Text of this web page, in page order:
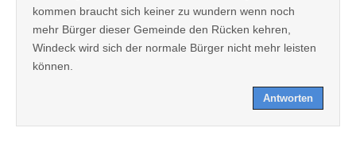
kommen braucht sich keiner zu wundern wenn noch
mehr Bürger dieser Gemeinde den Rücken kehren,
Windeck wird sich der normale Bürger nicht mehr leisten
können.
Antworten